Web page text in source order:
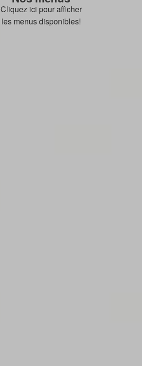
Cliquez ici pour afficher
les menus disponibles!